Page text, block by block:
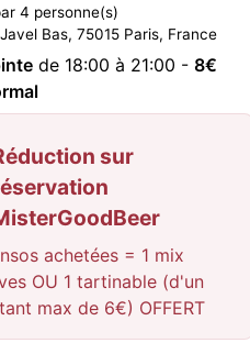
4 personne(s)
Bas, 75015 Paris, France
de 18:00 à 21:00 - 8€
sur
achetées = 1 mix
OU 1 tartinable (d'un
max de 6€) OFFERT